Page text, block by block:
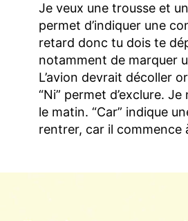
Je veux une trousse et
permet d’indiquer une
retard donc tu dois te
notamment de marquer
L’avion devrait décoller
“Ni” permet d’exclure.
le matin. “Car” indique
rentrer, car il commence